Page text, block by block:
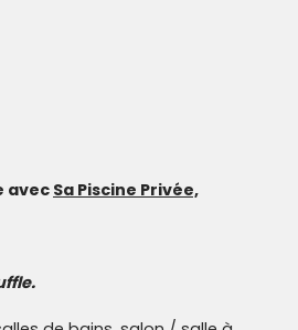
avec Sa Piscine Privée,